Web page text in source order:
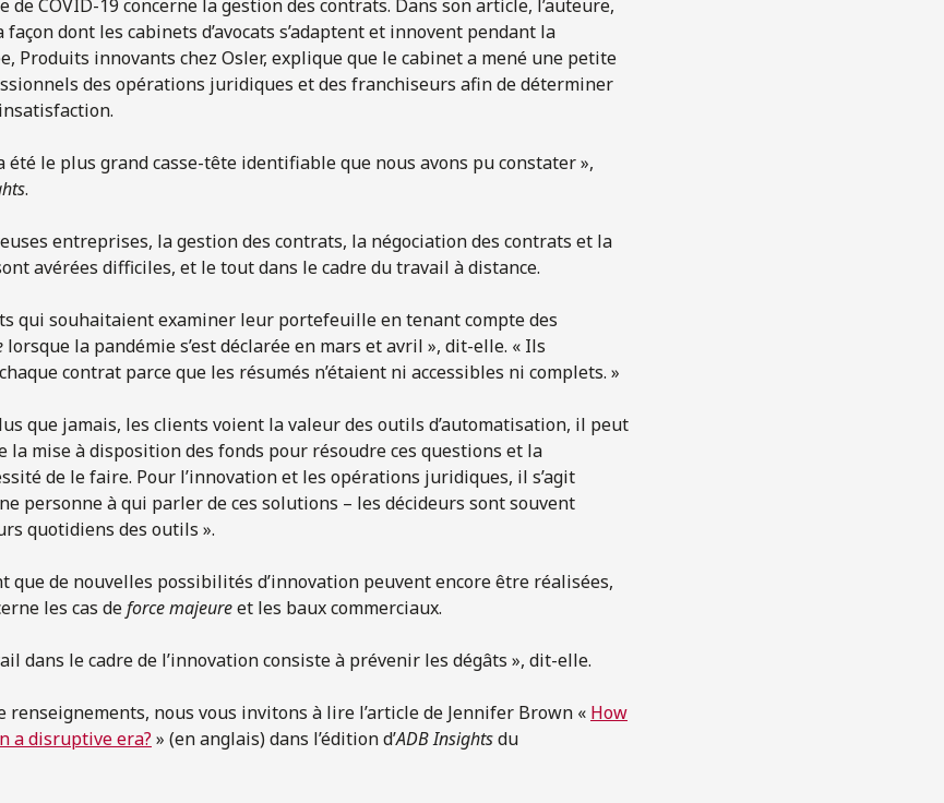
de COVID-19 concerne la gestion des contrats. Dans son article, l’auteure,
dont les cabinets d’avocats s’adaptent et innovent pendant la
Produits innovants chez Osler, explique que le cabinet a mené une petite
des opérations juridiques et des franchiseurs afin de déterminer
été le plus grand casse-tête identifiable que nous avons pu constater »,
.
entreprises, la gestion des contrats, la négociation des contrats et la
avérées difficiles, et le tout dans le cadre du travail à distance.
qui souhaitaient examiner leur portefeuille en tenant compte des
lorsque la pandémie s’est déclarée en mars et avril », dit-elle. « Ils
contrat parce que les résumés n’étaient ni accessibles ni complets. »
que jamais, les clients voient la valeur des outils d’automatisation, il peut
la mise à disposition des fonds pour résoudre ces questions et la
de le faire. Pour l’innovation et les opérations juridiques, il s’agit
personne à qui parler de ces solutions – les décideurs sont souvent
quotidiens des outils ».
que de nouvelles possibilités d’innovation peuvent encore être réalisées,
les cas deforce majeureet les baux commerciaux.
dans le cadre de l’innovation consiste à prévenir les dégâts », dit-elle.
renseignements, nous vous invitons à lire l’article de Jennifer Brown « How
a disruptive era? » (en anglais) dans l’édition d’ADB Insightsdu